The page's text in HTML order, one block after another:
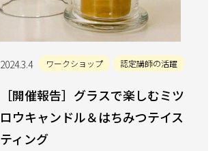
2024.3.4 ワークショップ 認定講師の活躍
［開催報告］グラスで楽しむミツ
ロウキャンドル＆はちみつテイス
ティング